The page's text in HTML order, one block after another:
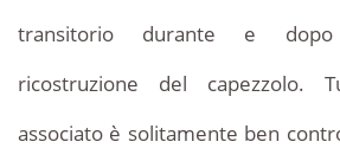
transitorio durante e
ricostruzione del capezzolo.
associato è solitamente ben